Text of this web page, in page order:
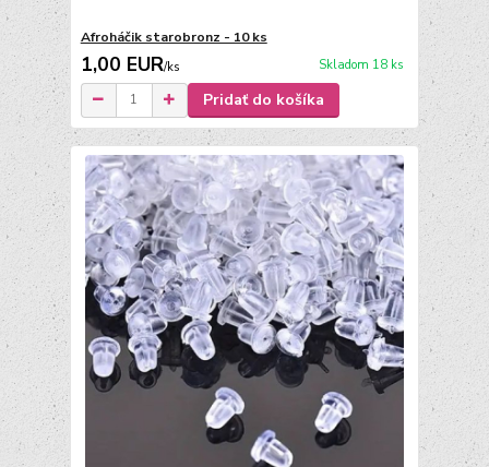
Afroháčik starobronz - 10 ks
1,00 EUR/ks Skladom 18 ks
Pridať do košíka